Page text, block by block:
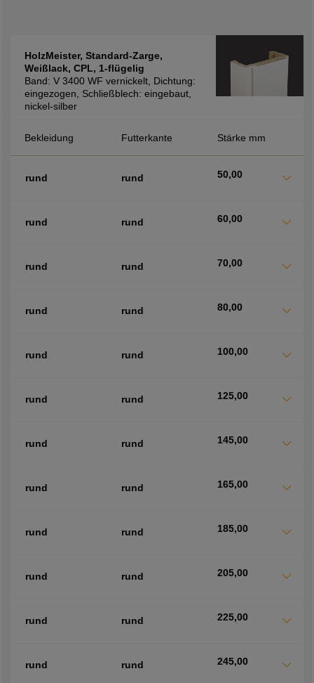
HolzMeister, Standard-Zarge,
Weißlack, CPL, 1-flügelig
Band: V 3400 WF vernickelt, Dichtung:
eingezogen, Schließblech: eingebaut,
nickel-silber
Bekleidung Futterkante Stärke mm
rund rund 50,00
rund rund 60,00
rund rund 70,00
rund rund 80,00
rund rund 100,00
rund rund 125,00
rund rund 145,00
rund rund 165,00
rund rund 185,00
rund rund 205,00
rund rund 225,00
rund rund 245,00